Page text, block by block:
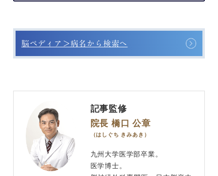
脳ペディア＞病名から検索へ
記事監修
院長 橋口 公章
（はしぐち きみあき）
九州大学医学部卒業。
医学博士。